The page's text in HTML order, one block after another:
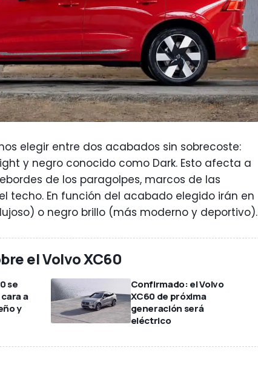
elegir entre dos acabados sin sobrecoste:
y negro conocido como Dark. Esto afecta a
de los paragolpes, marcos de las
techo. En función del acabado elegido irán en
o negro brillo (más moderno y deportivo).
el Volvo XC60
se
a
y
Confirmado: el Volvo
XC60 de próxima
generación será
eléctrico